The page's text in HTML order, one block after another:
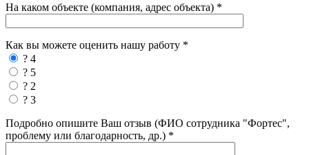
На каком объекте (компания, адрес объекта) *
Как вы можете оценить нашу работу *
? 4
? 5
? 2
? 3
Подробно опишите Ваш отзыв (ФИО сотрудника "Фортес",
проблему или благодарность, др.) *